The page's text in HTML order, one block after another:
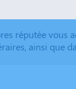
réputée vous
ainsi que